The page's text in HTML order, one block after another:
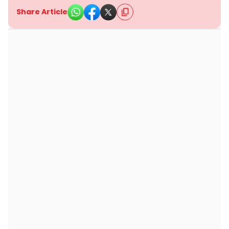
Share Article